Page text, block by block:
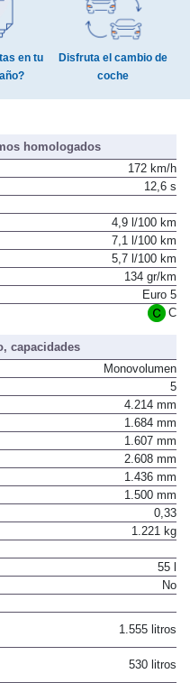
en tu
Disfruta el cambio de
coche
homologados
172 km/h
12,6 s
4,9 l/100 km
7,1 l/100 km
5,7 l/100 km
134 gr/km
Euro 5
C
capacidades
Monovolumen
5
4.214 mm
1.684 mm
1.607 mm
2.608 mm
1.436 mm
1.500 mm
0,33
1.221 kg
55 l
No
1.555 litros
530 litros